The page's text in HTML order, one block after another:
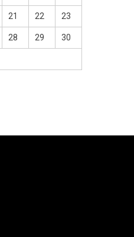
21 22 23
28 29 30